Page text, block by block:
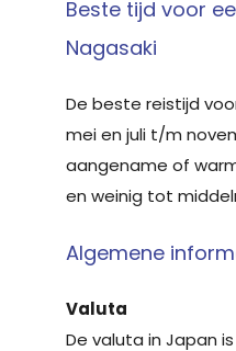
Beste tijd voor
Nagasaki
De beste reistijd
mei en juli t/m
aangename of
en weinig tot
Algemene
Valuta
De valuta in Japan